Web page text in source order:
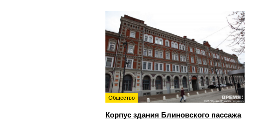
Общество
Корпус здания Блиновского пассажа